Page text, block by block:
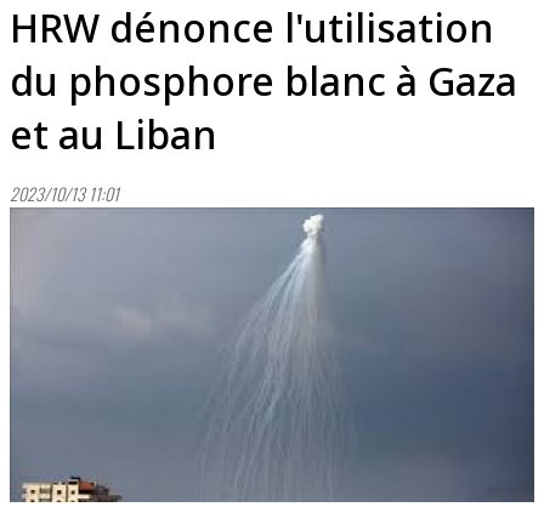
HRW dénonce l'utilisation
du phosphore blanc à Gaza
et au Liban
2023/10/13 11:01